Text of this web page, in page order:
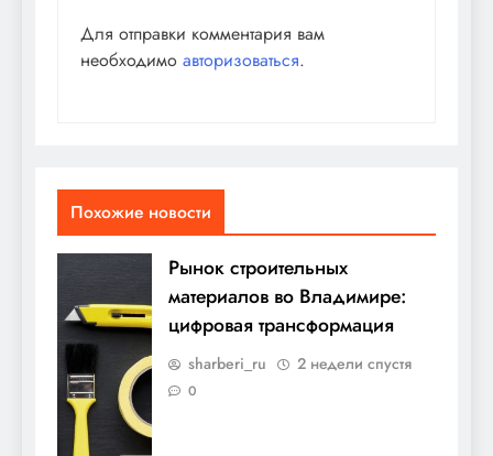
Для отправки комментария вам
необходимо авторизоваться.
Похожие новости
Рынок строительных
материалов во Владимире:
цифровая трансформация
sharberi_ru 2 недели спустя
0